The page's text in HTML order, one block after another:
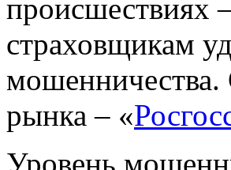
происшествиях
страховщикам
рынка – «
Уровень